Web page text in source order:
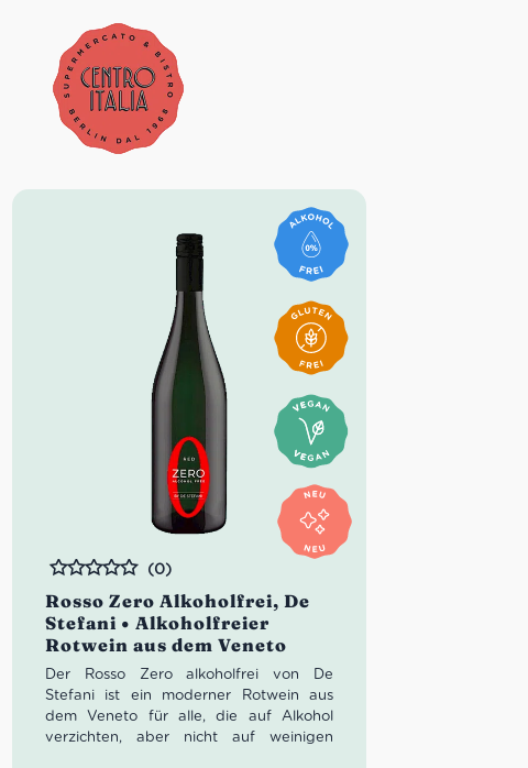
Rosso Zero Alkoholfrei, De
Stefani • Alkoholfreier
Rotwein aus dem Veneto
Bewertet
(0)
Der Rosso Zero alkoholfrei von De
Stefani ist ein moderner Rotwein aus
dem Veneto für alle, die auf Alkohol
verzichten, aber nicht auf weinigen